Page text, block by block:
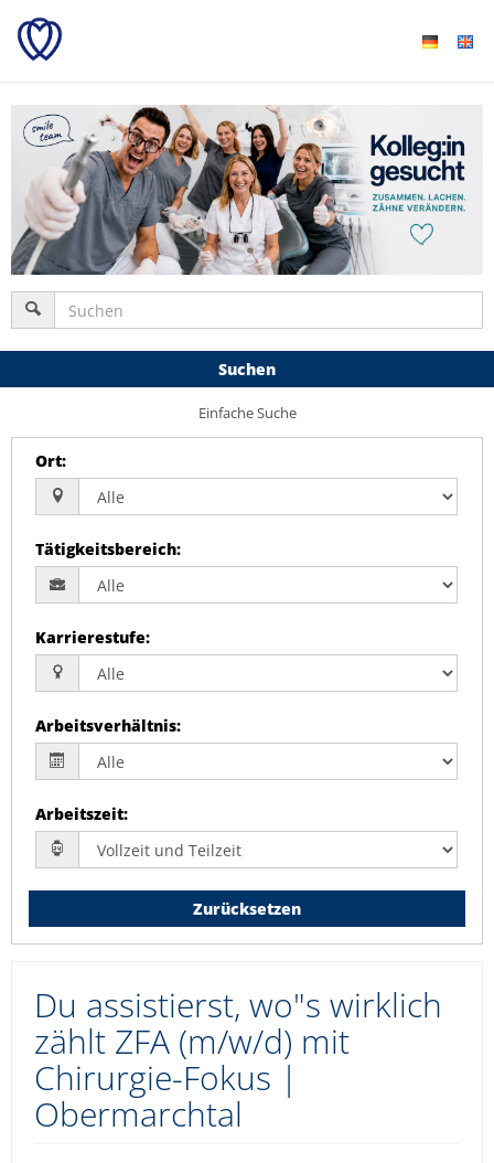
Suchen
Einfache Suche
Ort:
Tätigkeitsbereich:
Karrierestufe:
Arbeitsverhältnis:
Arbeitszeit:
Zurücksetzen
Du assistierst, wo"s wirklich
zählt ZFA (m/w/d) mit
Chirurgie-Fokus |
Obermarchtal